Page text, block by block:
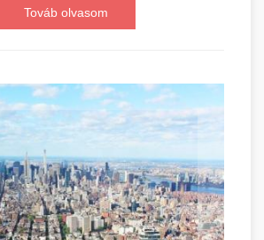
Továb olvasom